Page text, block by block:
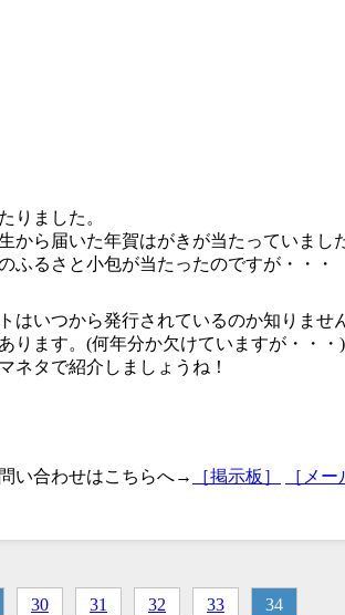
りました。
から届いた年賀はがきが当たっていまし
ふるさと小包が当たったのですが・・・
はいつから発行されているのか知りませ
ります。(何年分か欠けていますが・・・)
ネタで紹介しましょうね！
い合わせはこちらへ→ ［掲示板］ ［メ
30 31 32 33 34